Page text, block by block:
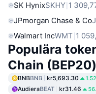
SK HynixSKHY 1
JPmorgan Chase & Co
Walmart IncWMT 1
Populära
Chain
BNBBNB kr5,693.30
AudieraBEAT kr31.46